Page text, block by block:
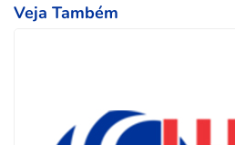
Veja Também